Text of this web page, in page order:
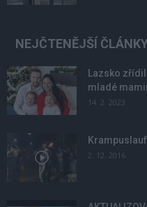
NEJČTENĚJŠÍ
Lazsko
mladé
14. 2. 2023
2. 12. 2016